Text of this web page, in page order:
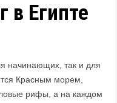
в Египте
начинающих, так и для
Красным морем,
рифы, а на каждом